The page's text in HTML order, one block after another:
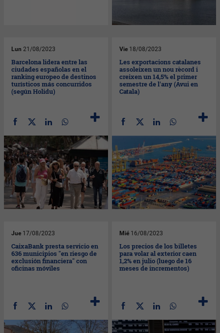
Lun 21/08/2023
Barcelona lidera entre las
ciudades españolas en el
ranking europeo de destinos
turísticos más concurridos
(según Holidu)
Vie 18/08/2023
Les exportacions catalanes
assoleixen un nou rècord i
creixen un 14,5% el primer
semestre de l'any (Avui en
Catala)
Jue 17/08/2023
CaixaBank presta servicio en
636 municipios "en riesgo de
exclusión financiera" con
oficinas móviles
Mié 16/08/2023
Los precios de los billetes
para volar al exterior caen
1,2% en julio (luego de 16
meses de incrementos)